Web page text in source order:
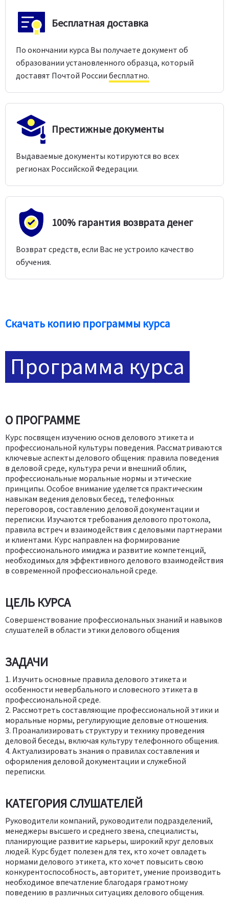
Бесплатная доставка
По окончании курса Вы получаете документ об
образовании установленного образца, который
доставят Почтой России бесплатно.
Престижные документы
Выдаваемые документы котируются во всех
регионах Российской Федерации.
100% гарантия возврата денег
Возврат средств, если Вас не устроило качество
обучения.
Скачать копию программы курса
Программа курса
О ПРОГРАММЕ
Курс посвящен изучению основ делового этикета и
профессиональной культуры поведения. Рассматриваются
ключевые аспекты делового общения: правила поведения
в деловой среде, культура речи и внешний облик,
профессиональные моральные нормы и этические
принципы. Особое внимание уделяется практическим
навыкам ведения деловых бесед, телефонных
переговоров, составлению деловой документации и
переписки. Изучаются требования делового протокола,
правила встреч и взаимодействия с деловыми партнерами
и клиентами. Курс направлен на формирование
профессионального имиджа и развитие компетенций,
необходимых для эффективного делового взаимодействия
в современной профессиональной среде.
ЦЕЛЬ КУРСА
Совершенствование профессиональных знаний и навыков
слушателей в области этики делового общения
ЗАДАЧИ
1. Изучить основные правила делового этикета и
особенности невербального и словесного этикета в
профессиональной среде.
2. Рассмотреть составляющие профессиональной этики и
моральные нормы, регулирующие деловые отношения.
3. Проанализировать структуру и технику проведения
деловой беседы, включая культуру телефонного общения.
4. Актуализировать знания о правилах составления и
оформления деловой документации и служебной
переписки.
КАТЕГОРИЯ СЛУШАТЕЛЕЙ
Руководители компаний, руководители подразделений,
менеджеры высшего и среднего звена, специалисты,
планирующие развитие карьеры, широкий круг деловых
людей. Курс будет полезен для тех, кто хочет овладеть
нормами делового этикета, кто хочет повысить свою
конкурентоспособность, авторитет, умение производить
необходимое впечатление благодаря грамотному
поведению в различных ситуациях делового общения.